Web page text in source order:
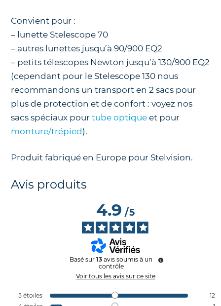
Convient pour :
– lunette Stelescope 70
– autres lunettes jusqu’à 90/900 EQ2
– petits télescopes Newton jusqu’à 130/900 EQ2
(cependant pour le Stelescope 130 nous
recommandons un transport en 2 sacs pour
plus de protection et de confort : voyez nos
sacs spéciaux pourtube optique et pour
monture/trépied).
Produit fabriqué en Europe pour Stelvision.
Avis produits
4.9/5
Basé sur 13 avis soumis à un
contrôle
Voir tous les avis sur ce site
5étoiles
12